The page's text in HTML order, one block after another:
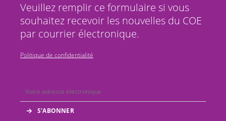
Veuillez remplir ce formulaire si vous
souhaitez recevoir les nouvelles du COE
par courrier électronique.
Politique de confidentialité